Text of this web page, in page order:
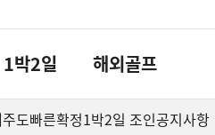
1박2일 해외골프
도빠른확정1박2일 조인공지사항